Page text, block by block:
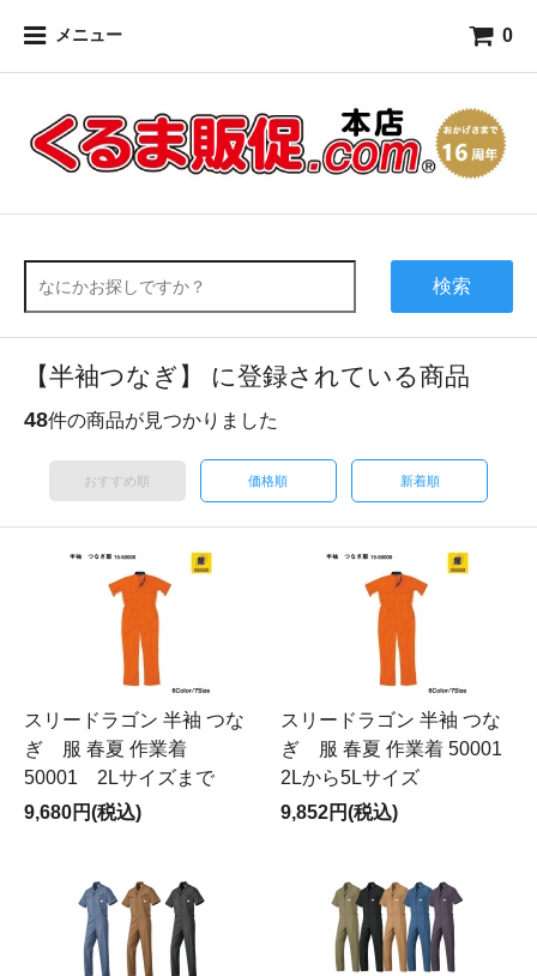
メニュー 0
検索
【半袖つなぎ】 に登録されている商品
48件の商品が見つかりました
おすすめ順 価格順 新着順
スリードラゴン 半袖 つな
ぎ 服 春夏 作業着
50001 2Lサイズまで
9,680円(税込)
スリードラゴン 半袖 つな
ぎ 服 春夏 作業着 50001
2Lから5Lサイズ
9,852円(税込)